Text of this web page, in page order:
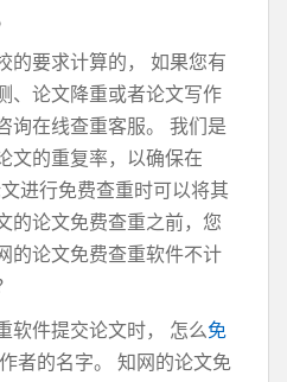
的要求计算的， 如果您有
、论文降重或者论文写作
询在线查重客服。 我们是
文的重复率，以确保在
进行免费查重时可以将其
的论文免费查重之前，您
的论文免费查重软件不计
软件提交论文时， 怎么免
者的名字。 知网的论文免